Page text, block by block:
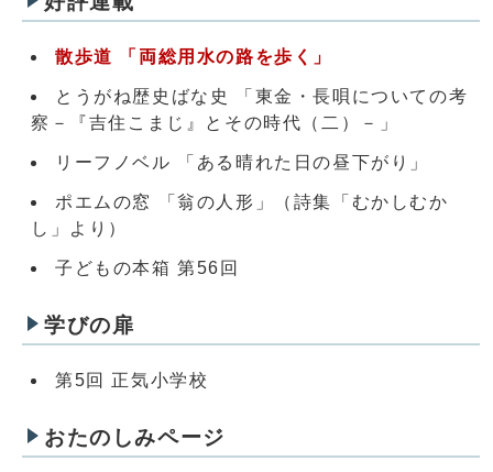
散歩道 「両総用水の路を歩く」
とうがね歴史ばな史 「東金・長唄についての考
察－『吉住こまじ』とその時代（二）－」
リーフノベル 「ある晴れた日の昼下がり」
ポエムの窓 「翁の人形」（詩集「むかしむか
し」より）
子どもの本箱 第56回
学びの扉
第5回 正気小学校
おたのしみページ